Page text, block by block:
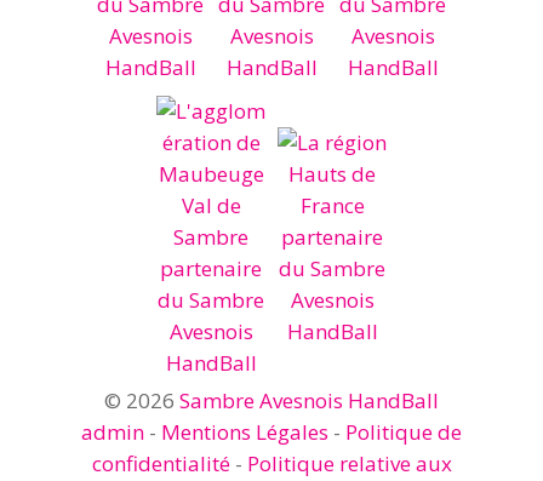
© 2026 Sambre Avesnois HandBall
admin - Mentions Légales - Politique de
confidentialité- Politique relative aux